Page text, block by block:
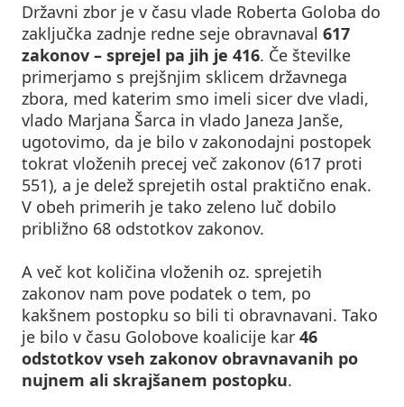
Državni zbor je v času vlade Roberta Goloba do
zaključka zadnje redne seje obravnaval 617
zakonov – sprejel pa jih je 416. Če številke
primerjamo s prejšnjim sklicem državnega
zbora, med katerim smo imeli sicer dve vladi,
vlado Marjana Šarca in vlado Janeza Janše,
ugotovimo, da je bilo v zakonodajni postopek
tokrat vloženih precej več zakonov (617 proti
551), a je delež sprejetih ostal praktično enak.
V obeh primerih je tako zeleno luč dobilo
približno 68 odstotkov zakonov.
A več kot količina vloženih oz. sprejetih
zakonov nam pove podatek o tem, po
kakšnem postopku so bili ti obravnavani. Tako
je bilo v času Golobove koalicije kar 46
odstotkov vseh zakonov obravnavanih po
nujnem ali skrajšanem postopku.